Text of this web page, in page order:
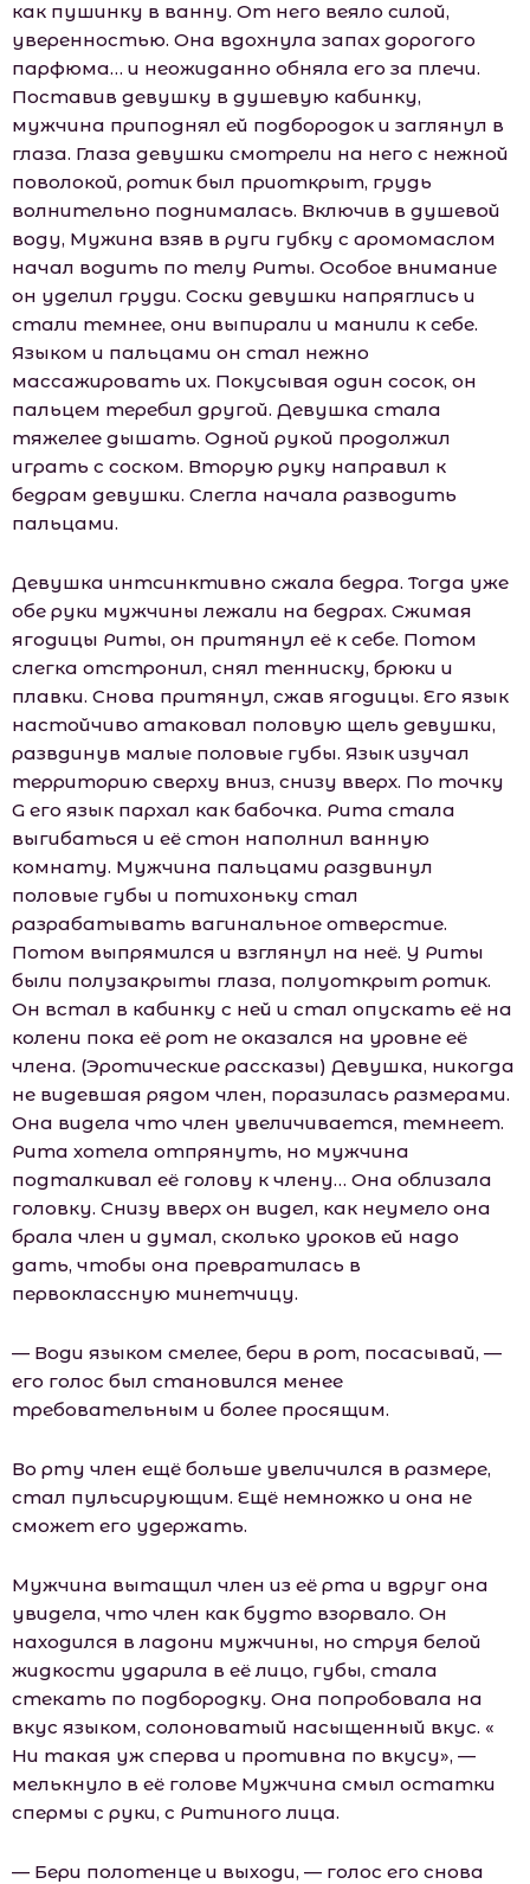
как пушинку в ванну. От него веяло силой,
уверенностью. Она вдохнула запах дорогого
парфюма… и неожиданно обняла его за плечи.
Поставив девушку в душевую кабинку,
мужчина приподнял ей подбородок и заглянул в
глаза. Глаза девушки смотрели на него с нежной
поволокой, ротик был приоткрыт, грудь
волнительно поднималась. Включив в душевой
воду, Мужина взяв в руги губку с аромомаслом
начал водить по телу Риты. Особое внимание
он уделил груди. Соски девушки напряглись и
стали темнее, они выпирали и манили к себе.
Языком и пальцами он стал нежно
массажировать их. Покусывая один сосок, он
пальцем теребил другой. Девушка стала
тяжелее дышать. Одной рукой продолжил
играть с соском. Вторую руку направил к
бедрам девушки. Слегла начала разводить
пальцами.
Девушка интсинктивно сжала бедра. Тогда уже
обе руки мужчины лежали на бедрах. Сжимая
ягодицы Риты, он притянул её к себе. Потом
слегка отстронил, снял тенниску, брюки и
плавки. Снова притянул, сжав ягодицы. Его язык
настойчиво атаковал половую щель девушки,
развдинув малые половые губы. Язык изучал
территорию сверху вниз, снизу вверх. По точку
G его язык пархал как бабочка. Рита стала
выгибаться и её стон наполнил ванную
комнату. Мужчина пальцами раздвинул
половые губы и потихоньку стал
разрабатывать вагинальное отверстие.
Потом выпрямился и взглянул на неё. У Риты
были полузакрыты глаза, полуоткрыт ротик.
Он встал в кабинку с ней и стал опускать её на
колени пока её рот не оказался на уровне её
члена. (Эротические рассказы) Девушка, никогда
не видевшая рядом член, поразилась размерами.
Она видела что член увеличивается, темнеет.
Рита хотела отпрянуть, но мужчина
подталкивал её голову к члену… Она облизала
головку. Снизу вверх он видел, как неумело она
брала член и думал, сколько уроков ей надо
дать, чтобы она превратилась в
первоклассную минетчицу.
— Води языком смелее, бери в рот, посасывай, —
его голос был становился менее
требовательным и более просящим.
Во рту член ещё больше увеличился в размере,
стал пульсирующим. Ещё немножко и она не
сможет его удержать.
Мужчина вытащил член из её рта и вдруг она
увидела, что член как будто взорвало. Он
находился в ладони мужчины, но струя белой
жидкости ударила в её лицо, губы, стала
стекать по подбородку. Она попробовала на
вкус языком, солоноватый насыщенный вкус. «
Ни такая уж сперва и противна по вкусу», —
мелькнуло в её голове Мужчина смыл остатки
спермы с руки, с Ритиного лица.
— Бери полотенце и выходи, — голос его снова